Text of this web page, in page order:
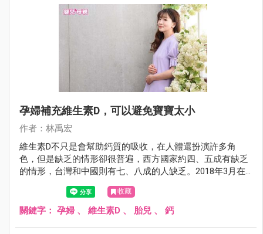
孕婦補充維生素D，可以避免寶寶太小
作者：林禹宏
維生素D不只是會幫助鈣質的吸收，在人體還扮演許多角
色，但是缺乏的情形卻很普遍，西方國家約四、五成有缺乏
的情形，台灣和中國則有七、八成的人缺乏。2018年3月在
頂尖的內分泌和代謝期刊（Journal of Clinical Endocrinology
and Metabolism）有一項研究發現，孕婦補充維生素D還可
以預防胎兒太小。
收藏
關鍵字： 孕婦 、 維生素D 、 胎兒 、 鈣